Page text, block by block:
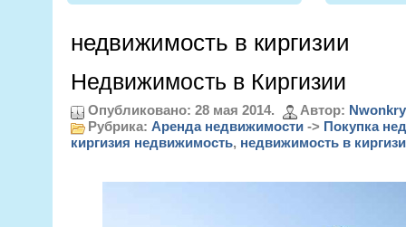
недвижимость в киргизии
Недвижимость в Киргизии
Опубликовано: 28 мая 2014. Автор: Nwonkry
Рубрика: Аренда недвижимости-> Покупка
киргизия недвижимость, недвижимость в